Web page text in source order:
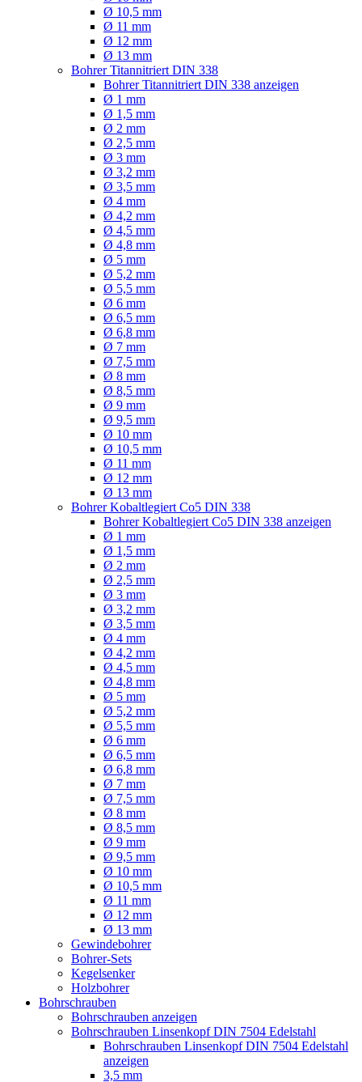
Ø 10,5 mm
Ø 11 mm
Ø 12 mm
Ø 13 mm
Bohrer Titannitriert DIN 338
Bohrer Titannitriert DIN 338 anzeigen
Ø 1 mm
Ø 1,5 mm
Ø 2 mm
Ø 2,5 mm
Ø 3 mm
Ø 3,2 mm
Ø 3,5 mm
Ø 4 mm
Ø 4,2 mm
Ø 4,5 mm
Ø 4,8 mm
Ø 5 mm
Ø 5,2 mm
Ø 5,5 mm
Ø 6 mm
Ø 6,5 mm
Ø 6,8 mm
Ø 7 mm
Ø 7,5 mm
Ø 8 mm
Ø 8,5 mm
Ø 9 mm
Ø 9,5 mm
Ø 10 mm
Ø 10,5 mm
Ø 11 mm
Ø 12 mm
Ø 13 mm
Bohrer Kobaltlegiert Co5 DIN 338
Bohrer Kobaltlegiert Co5 DIN 338 anzeigen
Ø 1 mm
Ø 1,5 mm
Ø 2 mm
Ø 2,5 mm
Ø 3 mm
Ø 3,2 mm
Ø 3,5 mm
Ø 4 mm
Ø 4,2 mm
Ø 4,5 mm
Ø 4,8 mm
Ø 5 mm
Ø 5,2 mm
Ø 5,5 mm
Ø 6 mm
Ø 6,5 mm
Ø 6,8 mm
Ø 7 mm
Ø 7,5 mm
Ø 8 mm
Ø 8,5 mm
Ø 9 mm
Ø 9,5 mm
Ø 10 mm
Ø 10,5 mm
Ø 11 mm
Ø 12 mm
Ø 13 mm
Gewindebohrer
Bohrer-Sets
Kegelsenker
Holzbohrer
Bohrschrauben
Bohrschrauben anzeigen
Bohrschrauben Linsenkopf DIN 7504 Edelstahl
Bohrschrauben Linsenkopf DIN 7504 Edelstahl
anzeigen
3,5 mm